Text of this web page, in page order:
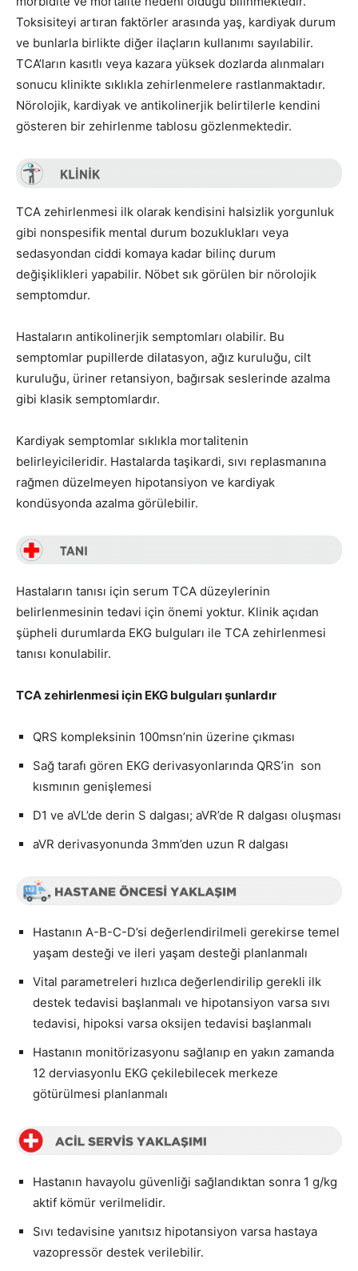
Toksisiteyi artıran faktörler arasında yaş, kardiyak durum
ve bunlarla birlikte diğer ilaçların kullanımı sayılabilir.
TCA’ların kasıtlı veya kazara yüksek dozlarda alınmaları
sonucu klinikte sıklıkla zehirlenmelere rastlanmaktadır.
Nörolojik, kardiyak ve antikolinerjik belirtilerle kendini
gösteren bir zehirlenme tablosu gözlenmektedir.
TCA zehirlenmesi ilk olarak kendisini halsizlik yorgunluk
gibi nonspesifik mental durum bozuklukları veya
sedasyondan ciddi komaya kadar bilinç durum
değişiklikleri yapabilir. Nöbet sık görülen bir nörolojik
semptomdur.
Hastaların antikolinerjik semptomları olabilir. Bu
semptomlar pupillerde dilatasyon, ağız kuruluğu, cilt
kuruluğu, üriner retansiyon, bağırsak seslerinde azalma
gibi klasik semptomlardır.
Kardiyak semptomlar sıklıkla mortalitenin
belirleyicileridir. Hastalarda taşikardi, sıvı replasmanına
rağmen düzelmeyen hipotansiyon ve kardiyak
kondüsyonda azalma görülebilir.
Hastaların tanısı için serum TCA düzeylerinin
belirlenmesinin tedavi için önemi yoktur. Klinik açıdan
şüpheli durumlarda EKG bulguları ile TCA zehirlenmesi
tanısı konulabilir.
TCA zehirlenmesi için EKG bulguları şunlardır
QRS kompleksinin 100msn’nin üzerine çıkması
Sağ tarafı gören EKG derivasyonlarında QRS’in son
kısmının genişlemesi
D1 ve aVL’de derin S dalgası; aVR’de R dalgası oluşması
aVR derivasyonunda 3mm’den uzun R dalgası
Hastanın A-B-C-D’si değerlendirilmeli gerekirse temel
yaşam desteği ve ileri yaşam desteği planlanmalı
Vital parametreleri hızlıca değerlendirilip gerekli ilk
destek tedavisi başlanmalı ve hipotansiyon varsa sıvı
tedavisi, hipoksi varsa oksijen tedavisi başlanmalı
Hastanın monitörizasyonu sağlanıp en yakın zamanda
12 derviasyonlu EKG çekilebilecek merkeze
götürülmesi planlanmalı
Hastanın havayolu güvenliği sağlandıktan sonra 1 g/kg
aktif kömür verilmelidir.
Sıvı tedavisine yanıtsız hipotansiyon varsa hastaya
vazopressör destek verilebilir.